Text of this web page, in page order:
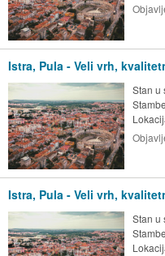
Istra, Pula - Veli vrh,
Stan u
Istra, Pula - Veli vrh,
Stan u